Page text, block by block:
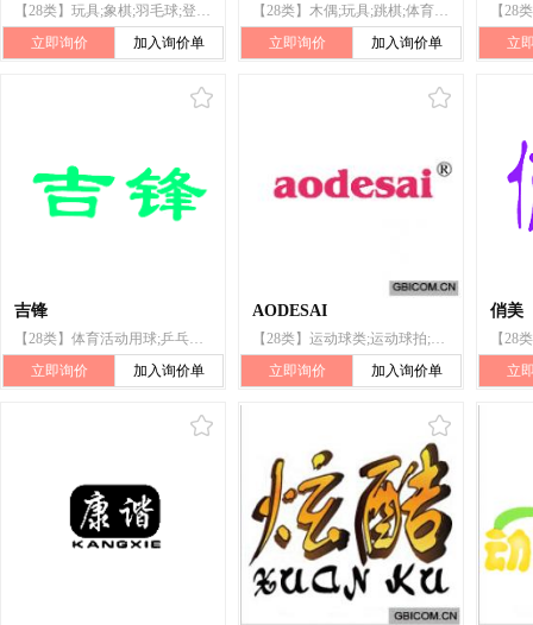
【28类】玩具;象棋;羽毛球;登山套具;护膝(运动用品);钓鱼杆;游戏机;运动球类;锻炼身体器械;体育活动器械
立即询价
加入询价单
【28类】木偶;玩具;跳棋;体育活动用球;锻炼身体器械;箭弓;体育活动器械;护膝(运动用品);钓鱼用具;智能玩具
立即询价
加入询价单 立
吉锋
【28类】体育活动用球;乒乓球台;羽毛球拍;球网;靶;拳击用吊袋;沙袋;运动棒;运动绳(跳绳、拔河绳);护膝(运动用品)
立即询价
加入询价单
AODESAI
【28类】运动球类;运动球拍;乒乓球台;锻炼身体器械;体育活动器械;体操器械;运动绳(跳绳、拔河绳);护膝(运动用品);旱冰鞋;球拍用吸汗带
立即询价
加入询价单
俏美
立